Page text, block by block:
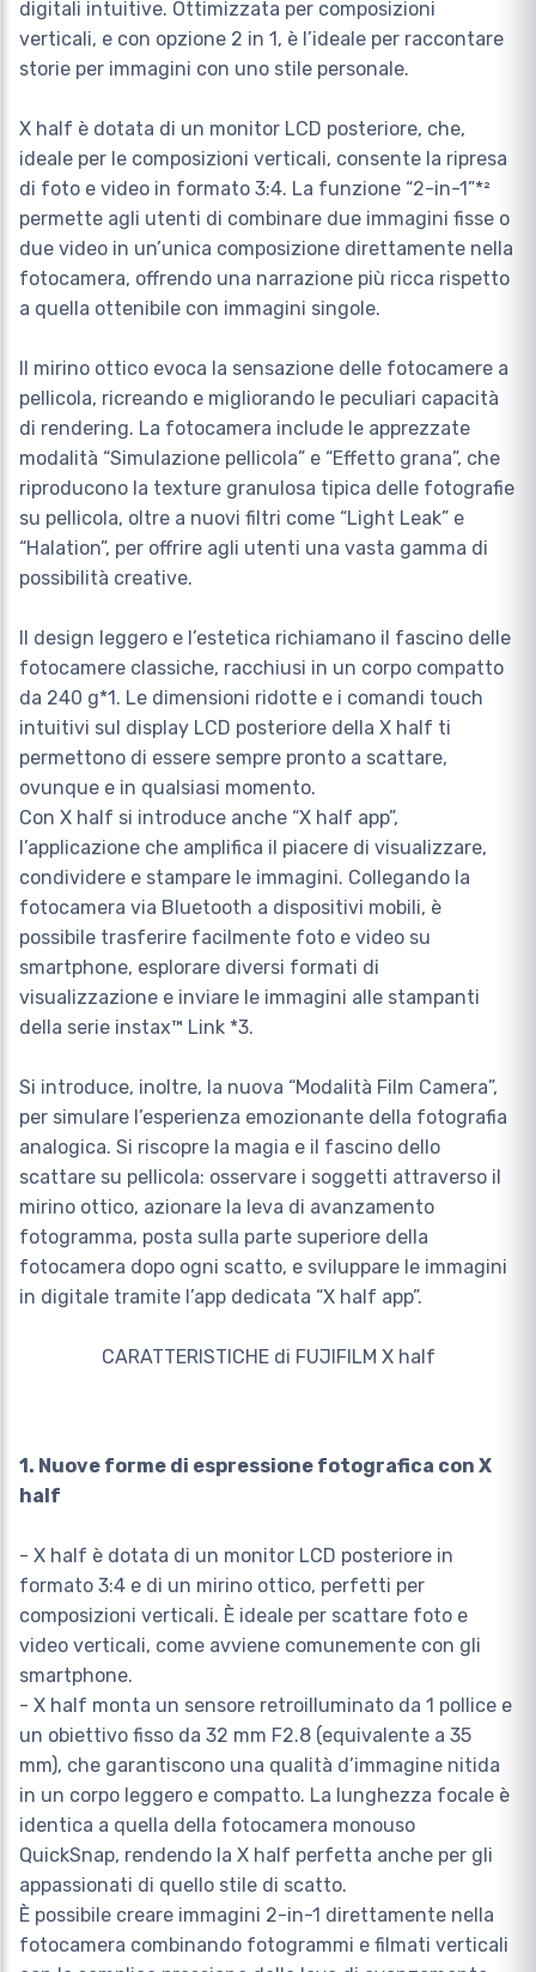
digitali intuitive. Ottimizzata per composizioni
verticali, e con opzione 2 in 1, è l’ideale per raccontare
storie per immagini con uno stile personale.
X half è dotata di un monitor LCD posteriore, che,
ideale per le composizioni verticali, consente la ripresa
di foto e video in formato 3:4. La funzione “2-in-1”*²
permette agli utenti di combinare due immagini fisse o
due video in un’unica composizione direttamente nella
fotocamera, offrendo una narrazione più ricca rispetto
a quella ottenibile con immagini singole.
Il mirino ottico evoca la sensazione delle fotocamere a
pellicola, ricreando e migliorando le peculiari capacità
di rendering. La fotocamera include le apprezzate
modalità “Simulazione pellicola” e “Effetto grana”, che
riproducono la texture granulosa tipica delle fotografie
su pellicola, oltre a nuovi filtri come “Light Leak” e
“Halation”, per offrire agli utenti una vasta gamma di
possibilità creative.
Il design leggero e l’estetica richiamano il fascino delle
fotocamere classiche, racchiusi in un corpo compatto
da 240 g*1. Le dimensioni ridotte e i comandi touch
intuitivi sul display LCD posteriore della X half ti
permettono di essere sempre pronto a scattare,
ovunque e in qualsiasi momento.
Con X half si introduce anche “X half app”,
l’applicazione che amplifica il piacere di visualizzare,
condividere e stampare le immagini. Collegando la
fotocamera via Bluetooth a dispositivi mobili, è
possibile trasferire facilmente foto e video su
smartphone, esplorare diversi formati di
visualizzazione e inviare le immagini alle stampanti
della serie instax™ Link *3.
Si introduce, inoltre, la nuova “Modalità Film Camera”,
per simulare l’esperienza emozionante della fotografia
analogica. Si riscopre la magia e il fascino dello
scattare su pellicola: osservare i soggetti attraverso il
mirino ottico, azionare la leva di avanzamento
fotogramma, posta sulla parte superiore della
fotocamera dopo ogni scatto, e sviluppare le immagini
in digitale tramite l’app dedicata “X half app”.
CARATTERISTICHE di FUJIFILM X half
1. Nuove forme di espressione fotografica con X
half
- X half è dotata di un monitor LCD posteriore in
formato 3:4 e di un mirino ottico, perfetti per
composizioni verticali. È ideale per scattare foto e
video verticali, come avviene comunemente con gli
smartphone.
- X half monta un sensore retroilluminato da 1 pollice e
un obiettivo fisso da 32 mm F2.8 (equivalente a 35
mm), che garantiscono una qualità d’immagine nitida
in un corpo leggero e compatto. La lunghezza focale è
identica a quella della fotocamera monouso
QuickSnap, rendendo la X half perfetta anche per gli
appassionati di quello stile di scatto.
È possibile creare immagini 2-in-1 direttamente nella
fotocamera combinando fotogrammi e filmati verticali